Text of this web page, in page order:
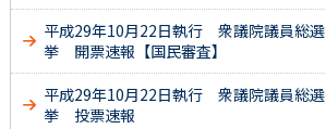
平成29年10月22日執行 衆議院議員総選
挙 開票速報【国民審査】
平成29年10月22日執行 衆議院議員総選
挙 投票速報